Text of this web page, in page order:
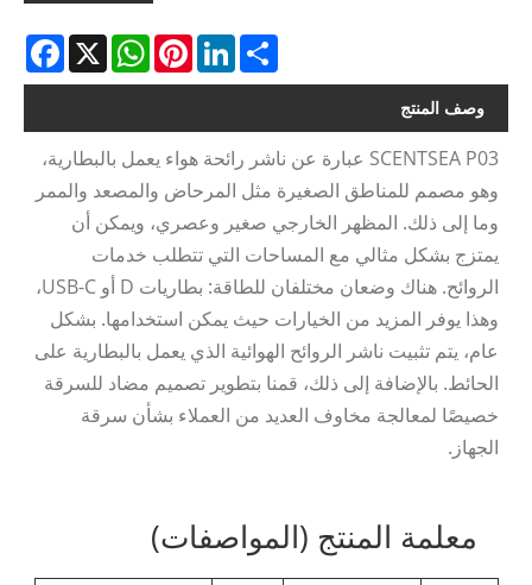
X
WhatsAppPinterestLinkedInShare
وصف المنتج
SCENTSEA P03 عبارة عن ناشر رائحة هواء يعمل بالبطارية،
وهو مصمم للمناطق الصغيرة مثل المرحاض والمصعد والممر
وما إلى ذلك. المظهر الخارجي صغير وعصري، ويمكن أن
يمتزج بشكل مثالي مع المساحات التي تتطلب خدمات
الروائح. هناك وضعان مختلفان للطاقة: بطاريات D أو USB-C،
وهذا يوفر المزيد من الخيارات حيث يمكن استخدامها. بشكل
عام، يتم تثبيت ناشر الروائح الهوائية الذي يعمل بالبطارية على
الحائط. بالإضافة إلى ذلك، قمنا بتطوير تصميم مضاد للسرقة
خصيصًا لمعالجة مخاوف العديد من العملاء بشأن سرقة
الجهاز.
معلمة المنتج (المواصفات)